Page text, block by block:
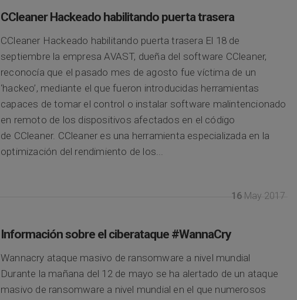
CCleaner Hackeado habilitando puerta trasera
CCleaner Hackeado habilitando puerta trasera El 18 de
septiembre la empresa AVAST, dueña del software CCleaner,
reconocía que el pasado mes de agosto fue víctima de un
‘hackeo’, mediante el que fueron introducidas herramientas
capaces de tomar el control o instalar software malintencionado
en remoto de los dispositivos afectados en el código
de CCleaner. CCleaner es una herramienta especializada en la
optimización del rendimiento de los...
16 May 2017
Información sobre el ciberataque #WannaCry
Wannacry ataque masivo de ransomware a nivel mundial
Durante la mañana del 12 de mayo se ha alertado de un ataque
masivo de ransomware a nivel mundial en el que numerosos